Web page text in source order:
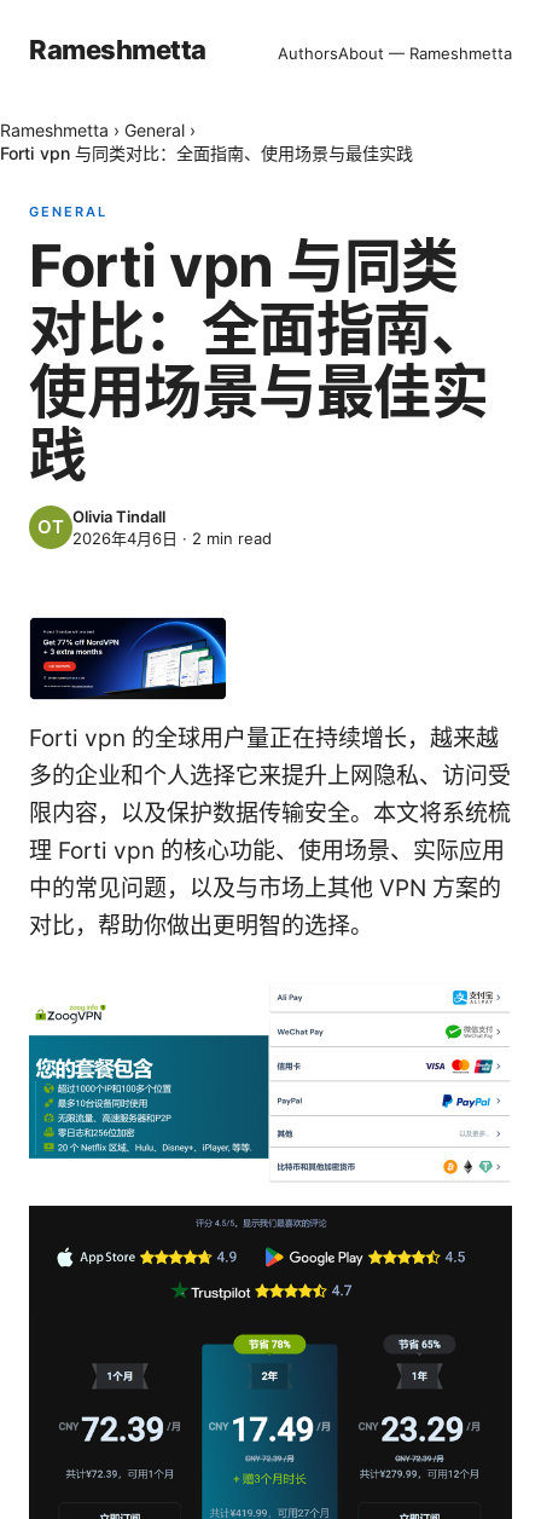
Rameshmetta AuthorsAbout — Rameshmetta
Rameshmetta › General ›
Forti vpn 与同类对比：全面指南、使用场景与最佳实践
GENERAL
Forti vpn 与同类
对比：全面指南、
使用场景与最佳实
践
Olivia Tindall
2026年4月6日 · 2 min read
Forti vpn 的全球用户量正在持续增长，越来越
多的企业和个人选择它来提升上网隐私、访问受
限内容，以及保护数据传输安全。本文将系统梳
理 Forti vpn 的核心功能、使用场景、实际应用
中的常见问题，以及与市场上其他 VPN 方案的
对比，帮助你做出更明智的选择。